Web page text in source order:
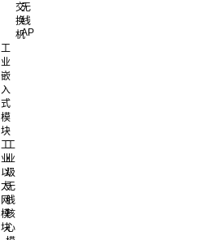
交
换
机
无
线
AP
工
业
嵌
入
式
模
块
工
业
以
太
网
模
块
工
业
级
无
线
核
心